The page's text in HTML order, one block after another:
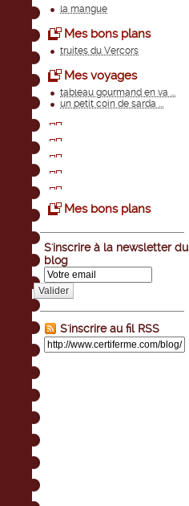
la mangue
Mes bons plans
truites du Vercors
Mes voyages
tableau gourmand en va ...
un petit coin de sarda ...
Mes bons plans
S'inscrire à la newsletter du
blog
Valider
S'inscrire au fil RSS